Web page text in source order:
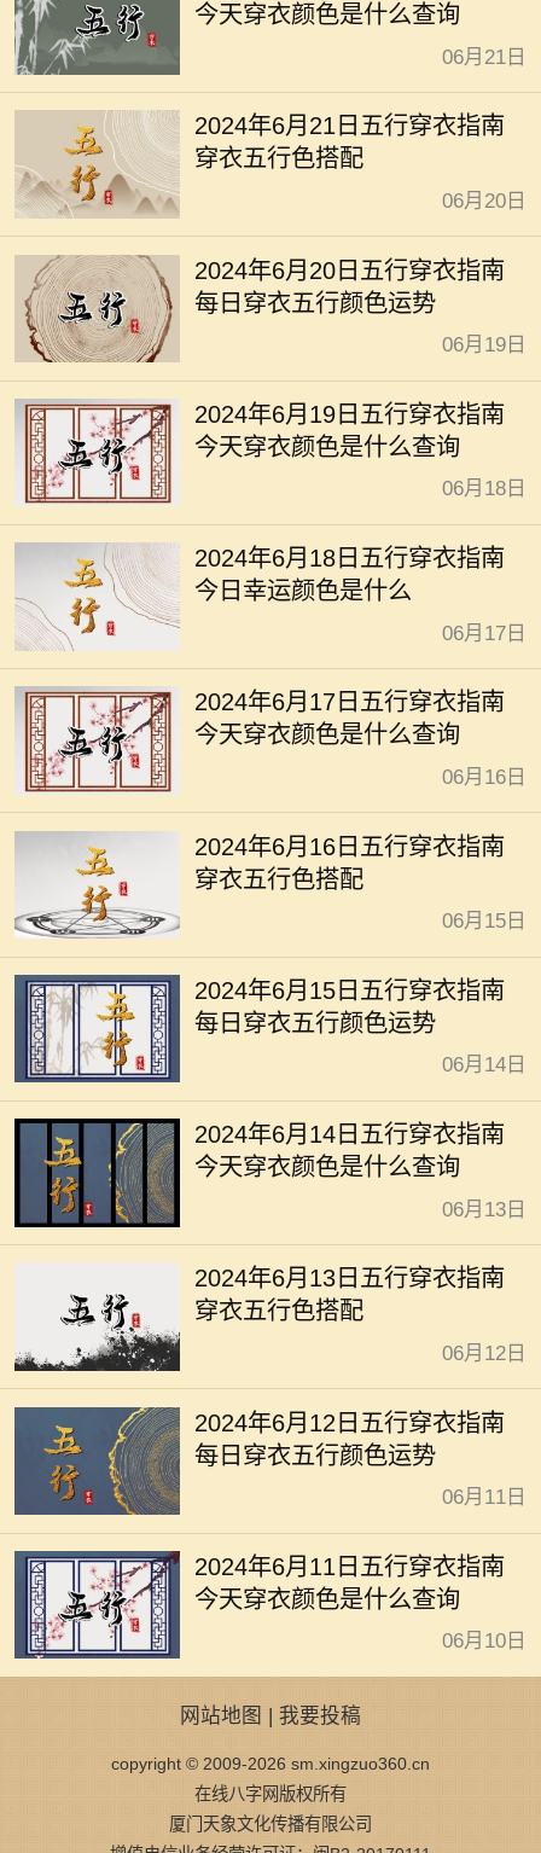
今天穿衣颜色是什么查询
06月21日
2024年6月21日五行穿衣指南
穿衣五行色搭配
06月20日
2024年6月20日五行穿衣指南
每日穿衣五行颜色运势
06月19日
2024年6月19日五行穿衣指南
今天穿衣颜色是什么查询
06月18日
2024年6月18日五行穿衣指南
今日幸运颜色是什么
06月17日
2024年6月17日五行穿衣指南
今天穿衣颜色是什么查询
06月16日
2024年6月16日五行穿衣指南
穿衣五行色搭配
06月15日
2024年6月15日五行穿衣指南
每日穿衣五行颜色运势
06月14日
2024年6月14日五行穿衣指南
今天穿衣颜色是什么查询
06月13日
2024年6月13日五行穿衣指南
穿衣五行色搭配
06月12日
2024年6月12日五行穿衣指南
每日穿衣五行颜色运势
06月11日
2024年6月11日五行穿衣指南
今天穿衣颜色是什么查询
06月10日
网站地图 | 我要投稿
copyright © 2009-2026 sm.xingzuo360.cn
在线八字网版权所有
厦门天象文化传播有限公司